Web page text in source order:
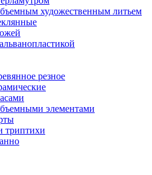
художественным литьем
резное
элементами
триптихи